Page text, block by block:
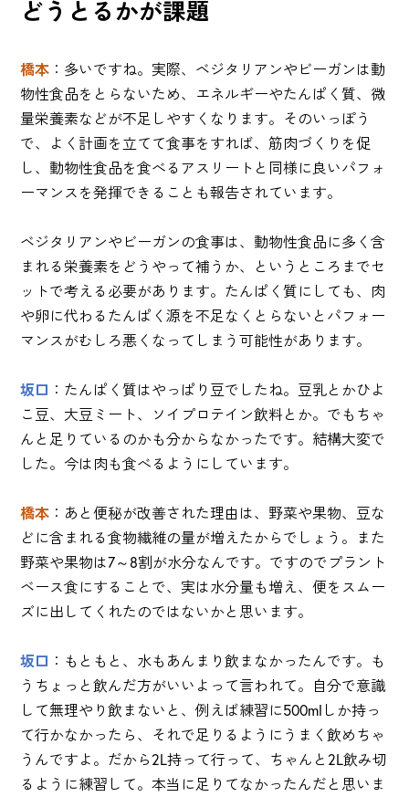
どうとるかが課題
橋本 ：多いですね。実際、ベジタリアンやビーガンは動
物性食品をとらないため、エネルギーやたんぱく質、微
量栄養素などが不足しやすくなります。そのいっぽう
で、よく計画を立てて食事をすれば、筋肉づくりを促
し、動物性食品を食べるアスリートと同様に良いパフォ
ーマンスを発揮できることも報告されています。
ベジタリアンやビーガンの食事は、動物性食品に多く含
まれる栄養素をどうやって補うか、というところまでセ
ットで考える必要があります。たんぱく質にしても、肉
や卵に代わるたんぱく源を不足なくとらないとパフォー
マンスがむしろ悪くなってしまう可能性があります。
坂口 ：たんぱく質はやっぱり豆でしたね。豆乳とかひよ
こ豆、大豆ミート、ソイプロテイン飲料とか。でもちゃ
んと足りているのかも分からなかったです。結構大変で
した。今は肉も食べるようにしています。
橋本 ：あと便秘が改善された理由は、野菜や果物、豆な
どに含まれる食物繊維の量が増えたからでしょう。また
野菜や果物は7～8割が水分なんです。ですのでプラント
ベース食にすることで、実は水分量も増え、便をスムー
ズに出してくれたのではないかと思います。
坂口 ：もともと、水もあんまり飲まなかったんです。も
うちょっと飲んだ方がいいよって言われて。自分で意識
して無理やり飲まないと、例えば練習に500mlしか持っ
て行かなかったら、それで足りるようにうまく飲めちゃ
うんですよ。だから2L持って行って、ちゃんと2L飲み切
るように練習して。本当に足りてなかったんだと思いま